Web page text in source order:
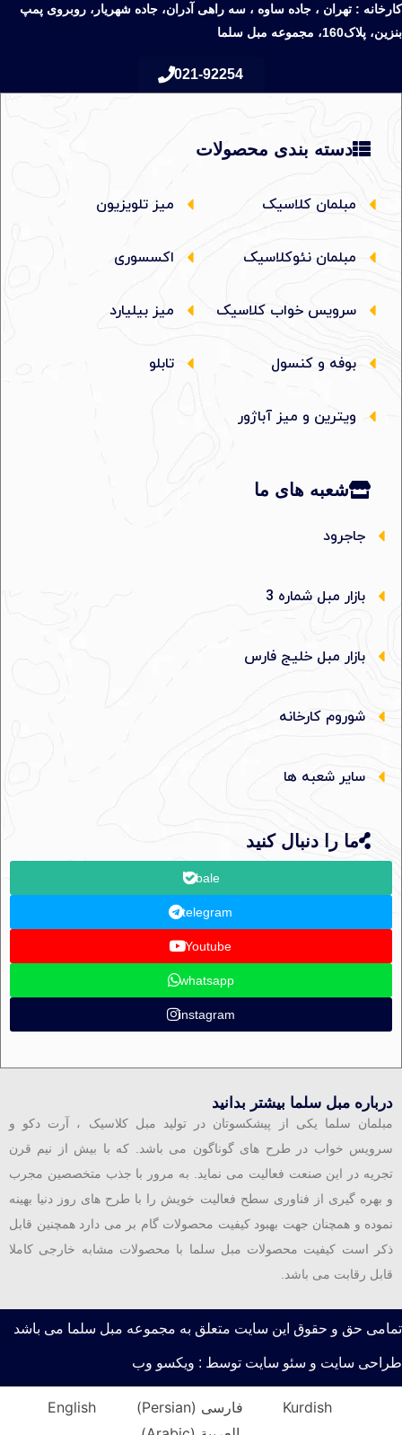
کارخانه : تهران ، جاده ساوه ، سه راهی آدران، جاده شهریار، روبروی پمپ
بنزین، پلاک160، مجموعه مبل سلما
021-92254
دسته بندی محصولات
مبلمان کلاسیک
مبلمان نئوکلاسیک
سرویس خواب کلاسیک
بوفه و کنسول
ویترین و میز آباژور
میز تلویزیون
اکسسوری
میز بیلیارد
تابلو
شعبه های ما
جاجرود
بازار مبل شماره 3
بازار مبل خلیج فارس
شوروم کارخانه
سایر شعبه ها
ما را دنبال کنید
bale
telegram
Youtube
whatsapp
instagram
درباره مبل سلما بیشتر بدانید
مبلمان سلما یکی از پیشکسوتان در تولید مبل کلاسیک ، آرت دکو و
سرویس خواب در طرح های گوناگون می باشد. که با بیش از نیم قرن
تجریه در این صنعت فعالیت می نماید. به مرور با جذب متخصصین مجرب
و بهره گیری از فناوری سطح فعالیت خویش را با طرح های روز دنیا بهینه
نموده و همچنان جهت بهبود کیفیت محصولات گام بر می دارد همچنین قابل
ذکر است کیفیت محصولات مبل سلما با محصولات مشابه خارجی کاملا
قابل رقابت می باشد.
تمامی حق و حقوق این سایت متعلق به مجموعه مبل سلما می باشد
طراحی سایت و سئو سایت توسط : ویکسو وب
Kurdish فارسی (
Persian
)
English